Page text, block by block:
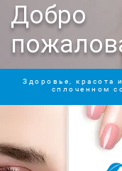
Добро
Здоровье, красота
сплоченном